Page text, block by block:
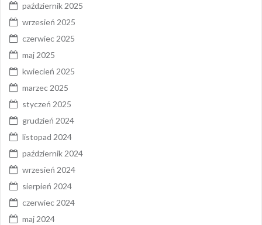
październik 2025
wrzesień 2025
czerwiec 2025
maj 2025
kwiecień 2025
marzec 2025
styczeń 2025
grudzień 2024
listopad 2024
październik 2024
wrzesień 2024
sierpień 2024
czerwiec 2024
maj 2024